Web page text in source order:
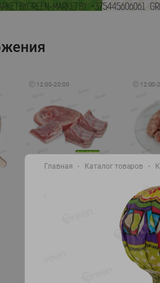
🕘 12:00-20:00 🕘 12:00-
-17%
11.99
охлажд
Главная Каталог товаров